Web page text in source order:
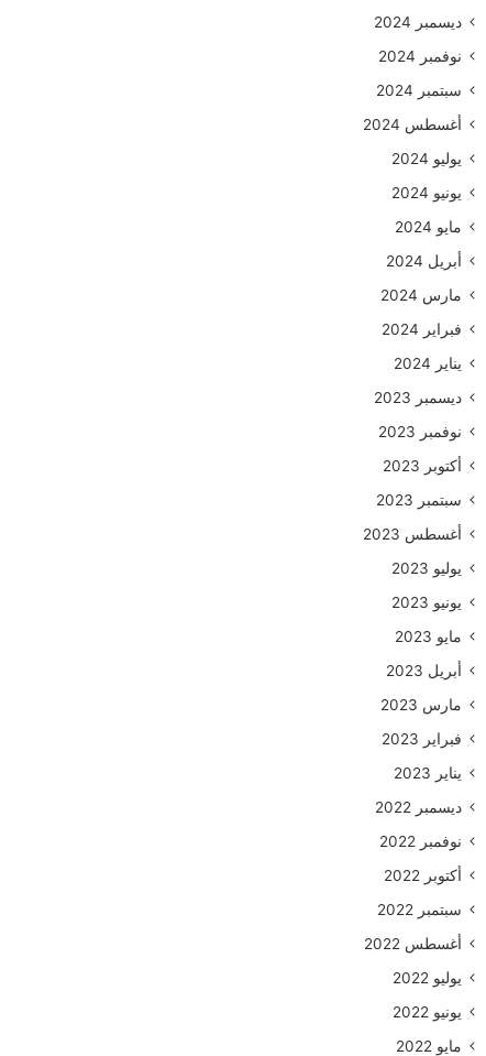
ديسمبر 2024
نوفمبر 2024
سبتمبر 2024
أغسطس 2024
يوليو 2024
يونيو 2024
مايو 2024
أبريل 2024
مارس 2024
فبراير 2024
يناير 2024
ديسمبر 2023
نوفمبر 2023
أكتوبر 2023
سبتمبر 2023
أغسطس 2023
يوليو 2023
يونيو 2023
مايو 2023
أبريل 2023
مارس 2023
فبراير 2023
يناير 2023
ديسمبر 2022
نوفمبر 2022
أكتوبر 2022
سبتمبر 2022
أغسطس 2022
يوليو 2022
يونيو 2022
مايو 2022